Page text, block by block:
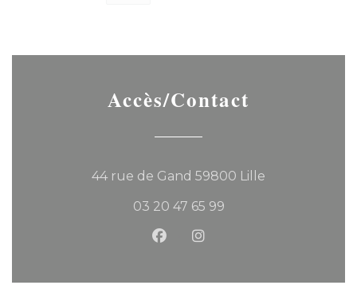
Accès/Contact
44 rue de Gand 59800 Lille
03 20 47 65 99
Facebook ((ouvre une
Instagram ((ouvre